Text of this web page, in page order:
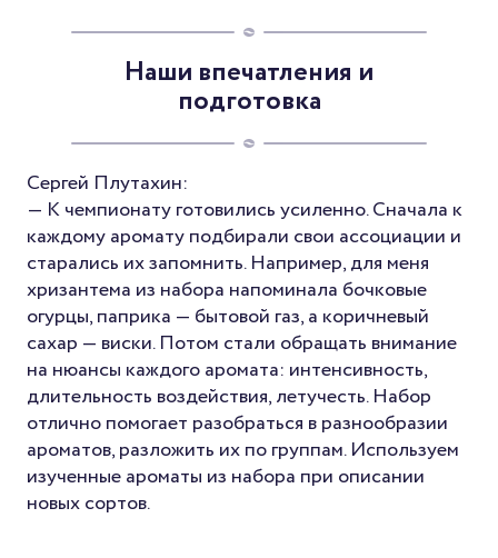
Наши впечатления и
подготовка
Сергей Плутахин:
— К чемпионату готовились усиленно. Сначала к
каждому аромату подбирали свои ассоциации и
старались их запомнить. Например, для меня
хризантема из набора напоминала бочковые
огурцы, паприка — бытовой газ, а коричневый
сахар — виски. Потом стали обращать внимание
на нюансы каждого аромата: интенсивность,
длительность воздействия, летучесть. Набор
отлично помогает разобраться в разнообразии
ароматов, разложить их по группам. Используем
изученные ароматы из набора при описании
новых сортов.